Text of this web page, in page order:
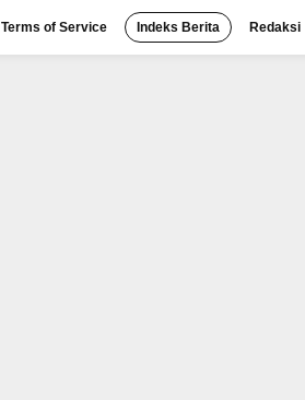
Terms of Service Indeks Berita Redaksi